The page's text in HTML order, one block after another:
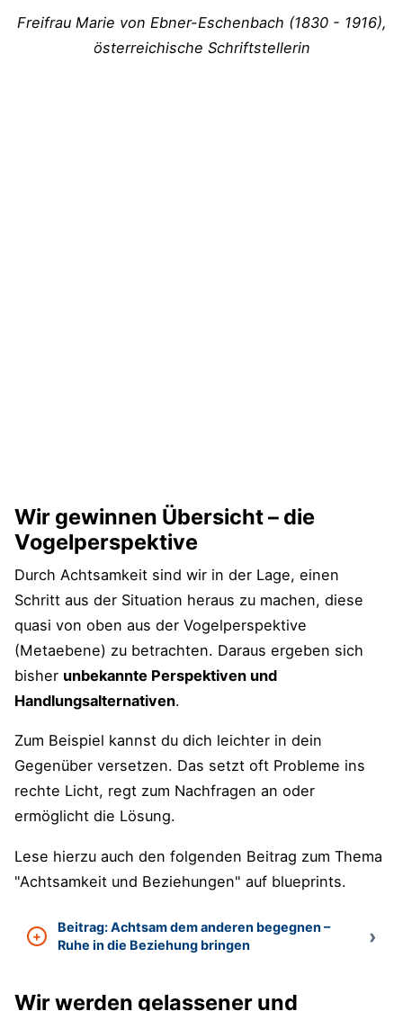
Freifrau Marie von Ebner-Eschenbach (1830 - 1916),
österreichische Schriftstellerin
Wir gewinnen Übersicht – die
Vogelperspektive
Durch Achtsamkeit sind wir in der Lage, einen
Schritt aus der Situation heraus zu machen, diese
quasi von oben aus der Vogelperspektive
(Metaebene) zu betrachten. Daraus ergeben sich
bisher unbekannte Perspektiven und
Handlungsalternativen.
Zum Beispiel kannst du dich leichter in dein
Gegenüber versetzen. Das setzt oft Probleme ins
rechte Licht, regt zum Nachfragen an oder
ermöglicht die Lösung.
Lese hierzu auch den folgenden Beitrag zum Thema
"Achtsamkeit und Beziehungen" auf blueprints.
Beitrag: Achtsam dem anderen begegnen –
Ruhe in die Beziehung bringen
Wir werden gelassener und